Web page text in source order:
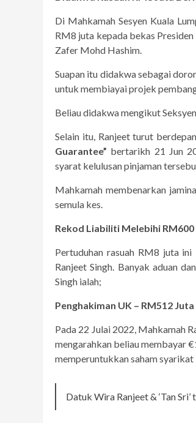
Di Mahkamah Sesyen Kuala
RM8 juta kepada bekas
Zafer Mohd Hashim.
Suapan itu didakwa sebagai
untuk membiayai projek
Beliau didakwa mengikut
Selain itu, Ranjeet turut
Guarantee” bertarikh 21 Jun
syarat kelulusan pinjaman
Mahkamah membenarkan
semula kes.
Rekod Liabiliti Melebihi RM600
Pertuduhan rasuah RM8 juta
Ranjeet Singh. Banyak aduan
Singh ialah;
Penghakiman UK – RM512 Juta
Pada 22 Julai 2022, Mahkamah
mengarahkan beliau membayar
memperuntukkan saham
Datuk Wira Ranjeet & ‘Tan